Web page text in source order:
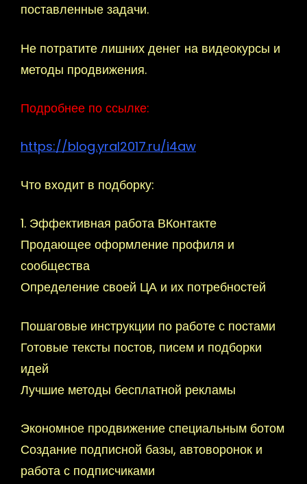
поставленные задачи.
Не потратите лишних денег на видеокурсы и
методы продвижения.
Подробнее по ссылке:
https://blog.yral2017.ru/i4aw
Что входит в подборку:
1. Эффективная работа ВКонтакте
Продающее оформление профиля и
сообщества
Определение своей ЦА и их потребностей
Пошаговые инструкции по работе с постами
Готовые тексты постов, писем и подборки
идей
Лучшие методы бесплатной рекламы
Экономное продвижение специальным ботом
Создание подписной базы, автоворонок и
работа с подписчиками